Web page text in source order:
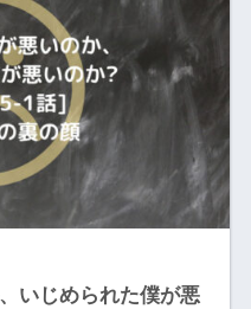
いじめられた僕が悪